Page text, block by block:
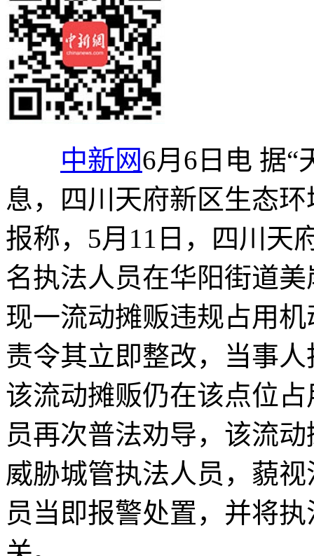
中新网6月6日电 据“
息，四川天府新区生态
报称，5月11日，四川天
名执法人员在华阳街道
现一流动摊贩违规占用
责令其立即整改，当事
该流动摊贩仍在该点位
员再次普法劝导，该流
威胁城管执法人员，藐
员当即报警处置，并将